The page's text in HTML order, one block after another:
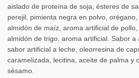
aislado de proteína de soja, ésteres de
perejil, pimienta negra en polvo, orégano,
almidón de maíz, aroma artificial de pollo,
almidón de trigo, aroma artificial. Sabor a
sabor artificial a leche, oleorresina de
caramelizada, lecitina, aceite de palma y
sésamo.